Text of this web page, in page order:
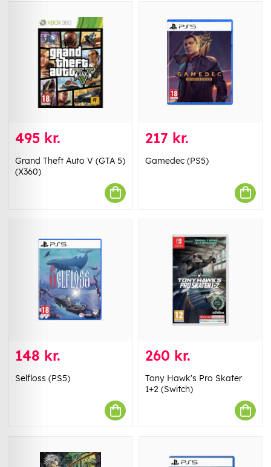
495 kr.
Grand Theft Auto V (GTA 5)
(X360)
217 kr.
Gamedec (PS5)
148 kr.
Selfloss (PS5)
260 kr.
Tony Hawk's Pro Skater
1+2 (Switch)